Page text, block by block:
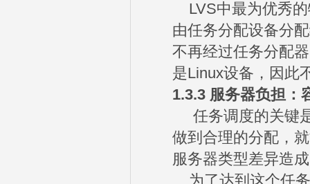
LVS中最为优秀的
由任务分配设备分
不再经过任务分配
是Linux设备，因此
1.3.3 服务器负担：
任务调度的关键
做到合理的分配，
服务器类型差异造
为了达到这个任